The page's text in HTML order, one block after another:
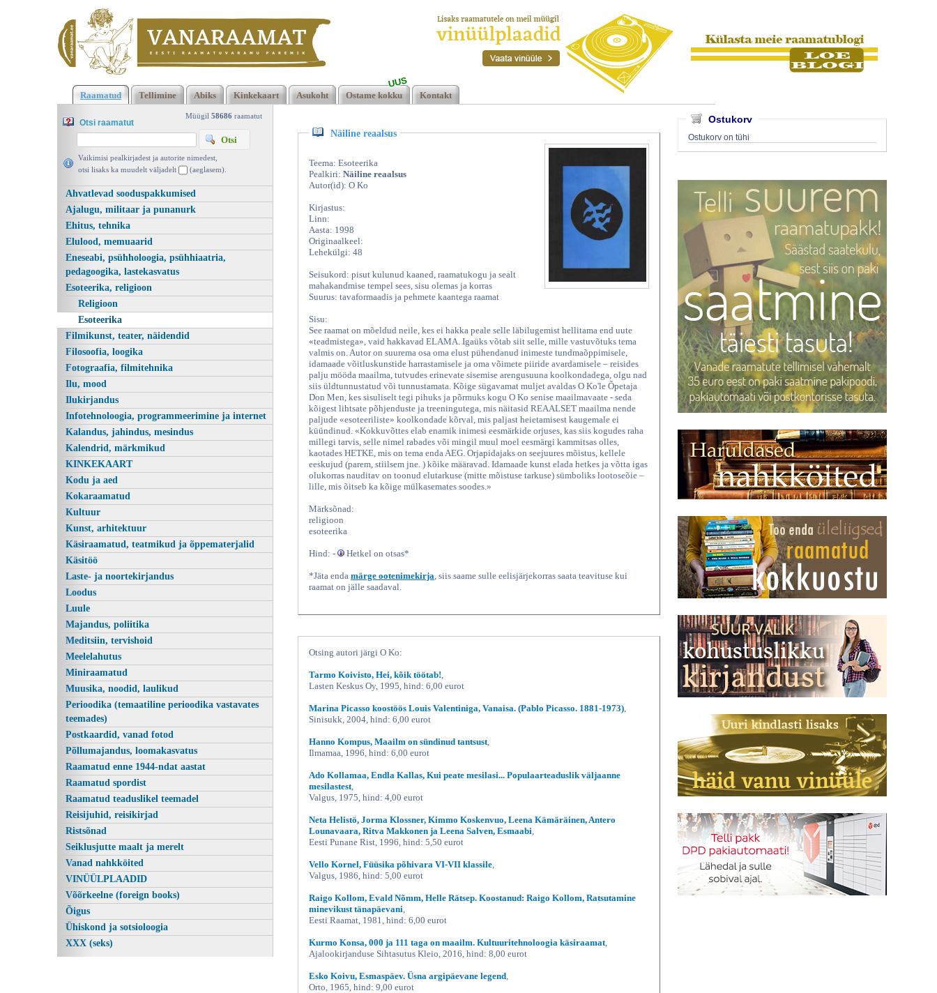
Näiline reaalsus, O Ko,
Klõpsa siia , et näha täielikku loendit!Näiline reaalsus, O Ko, 1998
| vanaraamat. ee
Raamatud Tellimine Abiks Kinkekaart Asukoht Ostame kokku
UUS
Kontakt
Müügil 58686 raamatut
Otsi raamatut
Vaikimisi pealkirjadest ja autorite nimedest,
otsi lisaks ka muudelt väljadelt
(aeglasem).
Ahvatlevad sooduspakkumised
Ajalugu, militaar ja punanurk
Ehitus, tehnika
Elulood, memuaarid
Eneseabi, psühholoogia, psühhiaatria,
pedagoogika, lastekasvatus
Esoteerika, religioon
Religioon
Esoteerika
Filmikunst, teater, näidendid
Filosoofia, loogika
Fotograafia, filmitehnika
Ilu, mood
Ilukirjandus
Infotehnoloogia, programmeerimine ja internet
Kalandus, jahindus, mesindus
Kalendrid, märkmikud
KINKEKAART
Kodu ja aed
Kokaraamatud
Kultuur
Kunst, arhitektuur
Käsiraamatud, teatmikud ja õppematerjalid
Käsitöö
Laste- ja noortekirjandus
Loodus
Luule
Majandus, poliitika
Meditsiin, tervishoid
Meelelahutus
Miniraamatud
Muusika, noodid, laulikud
Perioodika (temaatiline perioodika vastavates
teemades)
Postkaardid, vanad fotod
Põllumajandus, loomakasvatus
Raamatud enne 1944-ndat aastat
Raamatud spordist
Raamatud teaduslikel teemadel
Reisijuhid, reisikirjad
Ristsõnad
Seiklusjutte maalt ja merelt
Vanad nahkköited
VINÜÜLPLAADID
Võõrkeelne (foreign books)
Õigus
Ühiskond ja sotsioloogia
XXX (seks)
Ostukorv
Ostukorv on tühi
Näiline reaalsus
Teema: Esoteerika
Pealkiri: Näiline reaalsus
Autor(id): O Ko
Kirjastus:
Linn:
Aasta: 1998
Originaalkeel:
Lehekülgi: 48
Seisukord: pisut kulunud kaaned, raamatukogu ja sealt
mahakandmise tempel sees, sisu olemas ja korras
Suurus: tavaformaadis ja pehmete kaantega raamat
Sisu:
See raamat on mõeldud neile, kes ei hakka peale selle läbilugemist hellitama end uute
«teadmistega», vaid hakkavad ELAMA. Igaüks võtab siit selle, mille vastuvõtuks tema
valmis on. Autor on suurema osa oma elust pühendanud inimeste tundmaõppimisele,
idamaade võitluskunstide harrastamisele ja oma võimete piiride avardamisele – reisides
palju mööda maailma, tutvudes erinevate sisemise arengusuuna koolkondadega, olgu nad
siis üldtunnustatud või tunnustamata. Kõige sügavamat muljet avaldas O Ko'le Õpetaja
Don Men, kes sisuliselt tegi pihuks ja põrmuks kogu O Ko senise maailmavaate - seda
kõigest lihtsate põhjenduste ja treeningutega, mis näitasid REAALSET maailma nende
paljude «esoteeriliste» koolkondade kõrval, mis paljast heietamisest kaugemale ei
küündinud. «Kokkuvõttes elab enamik inimesi eesmärkide orjuses, kas siis kogudes raha
millegi tarvis, selle nimel rabades või mingil muul moel eesmärgi kammitsas olles,
kaotades HETKE, mis on tema enda AEG. Orjapidajaks on seejuures mõistus, kellele
eeskujud (parem, stiilsem jne. ) kõike määravad. Idamaade kunst elada hetkes ja võtta igas
olukorras nauditav on toonud elutarkuse (mitte mõistuse tarkuse) sümboliks lootoseõie –
lille, mis õitseb ka kõige mülkasemates soodes.»
Märksõnad:
religioon
esoteerika
Hind: - Hetkel on otsas*
*Jäta enda märge ootenimekirja, siis saame sulle eelisjärjekorras saata teavituse kui
raamat on jälle saadaval.
Otsing autori järgi O Ko:
Tarmo Koivisto, Hei, kõik töötab!,
Lasten Keskus Oy, 1995, hind: 6,00 eurot
Marina Picasso koostöös Louis Valentiniga, Vanaisa. (Pablo Picasso. 1881-1973),
Sinisukk, 2004, hind: 6,00 eurot
Hanno Kompus, Maailm on sündinud tantsust,
Ilmamaa, 1996, hind: 6,00 eurot
Ado Kollamaa, Endla Kallas, Kui peate mesilasi... Populaarteaduslik väljaanne
mesilastest,
Valgus, 1975, hind: 4,00 eurot
Neta Helistö, Jorma Klossner, Kimmo Koskenvuo, Leena Kämäräinen, Antero
Lounavaara, Ritva Makkonen ja Leena Salven, Esmaabi,
Eesti Punane Rist, 1996, hind: 5,50 eurot
Vello Kornel, Füüsika põhivara VI-VII klassile,
Valgus, 1986, hind: 5,00 eurot
Raigo Kollom, Evald Nõmm, Helle Rätsep. Koostanud: Raigo Kollom, Ratsutamine
minevikust tänapäevani,
Eesti Raamat, 1981, hind: 6,00 eurot
Kurmo Konsa, 000 ja 111 taga on maailm. Kultuuritehnoloogia käsiraamat,
Ajalookirjanduse Sihtasutus Kleio, 2016, hind: 8,00 eurot
Esko Koivu, Esmaspäev. Üsna argipäevane legend,
Orto, 1965, hind: 9,00 eurot